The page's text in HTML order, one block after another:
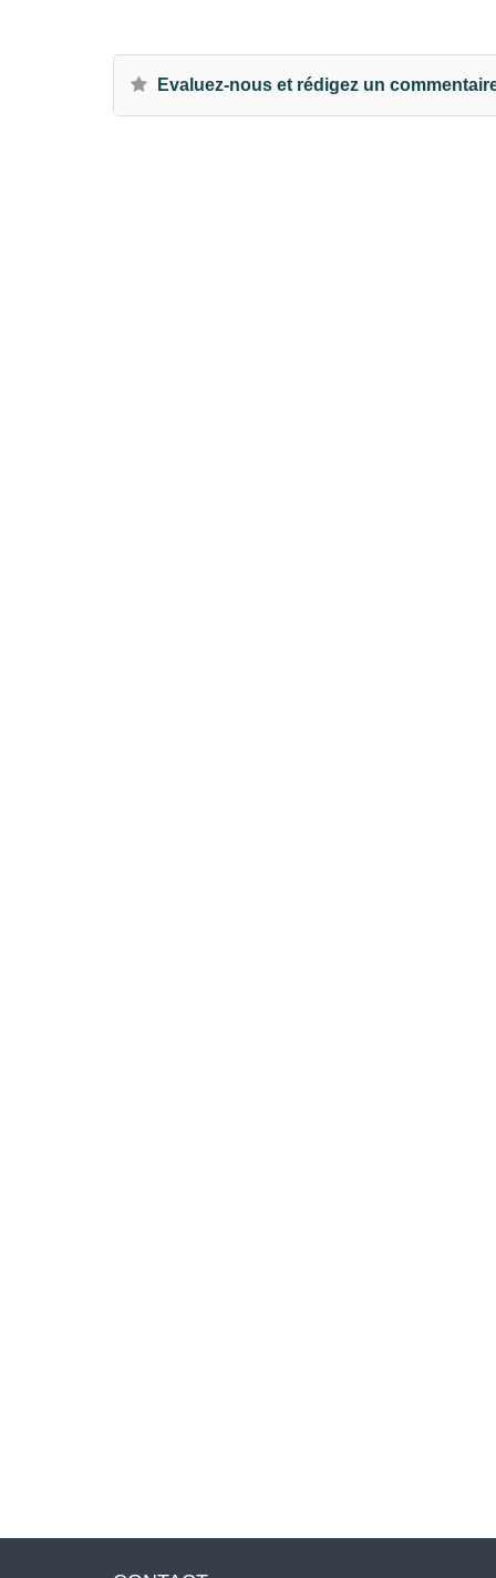
Evaluez-nous et rédigez un